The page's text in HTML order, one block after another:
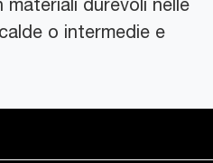
o intermedie e